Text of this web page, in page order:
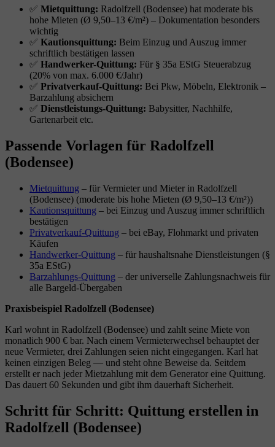
✅ Mietquittung: Radolfzell (Bodensee) hat moderate bis
hohe Mieten (Ø 9,50–13 €/m²) – Dokumentation besonders
wichtig
✅ Kautionsquittung: Beim Einzug und Auszug immer
schriftlich bestätigen lassen
✅ Handwerker-Quittung: Für § 35a EStG Steuerabzug
(20% von max. 6.000 €/Jahr)
✅ Privatverkauf-Quittung: Bei Pkw, Möbeln, Elektronik –
Barzahlung absichern
✅ Dienstleistungs-Quittung: Babysitter, Nachhilfe,
Gartenarbeit etc.
Passende Vorlagen für Radolfzell
(Bodensee)
Mietquittung – für Vermieter und Mieter in Radolfzell
(Bodensee) (moderate bis hohe Mieten (Ø 9,50–13 €/m²))
Kautionsquittung – bei Einzug und Auszug immer schriftlich
bestätigen
Privatverkauf-Quittung – bei eBay, Flohmarkt und privaten
Käufen
Handwerker-Quittung – für haushaltsnahe Dienstleistungen (§
35a EStG)
Barzahlungs-Quittung – der universelle Zahlungsnachweis für
alle Bargeld-Übergaben
Praxisbeispiel Radolfzell (Bodensee)
Karl wohnt in Radolfzell (Bodensee) und zahlt seine Miete von
monatlich 900 € bar. Nach einem Vermieterwechsel behauptet der
neue Vermieter, drei Zahlungen seien nicht eingegangen. Karl hat
keinen einzigen Beleg — und steht ohne Beweise da. Seitdem
erstellt er nach jeder Mietzahlung mit dem Generator eine Quittung.
Das dauert 60 Sekunden und gibt ihm dauerhaft Sicherheit.
Schritt für Schritt: Quittung erstellen in
Radolfzell (Bodensee)